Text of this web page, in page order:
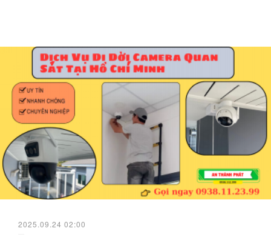
2025.09.24 02:00